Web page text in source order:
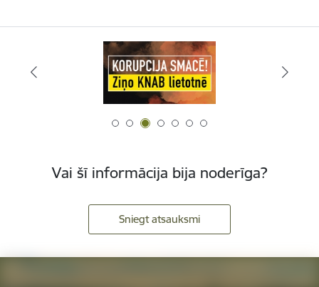
Vai šī informācija bija noderīga?
Sniegt atsauksmi